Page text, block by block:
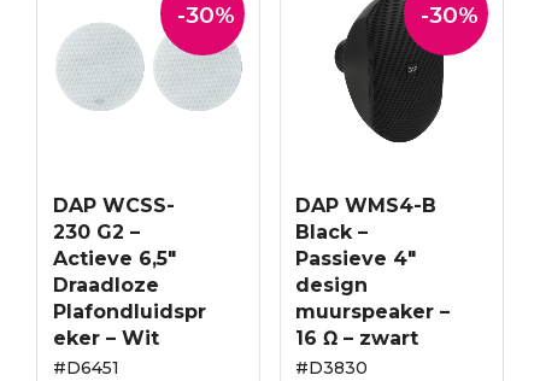
-30%
DAP WCSS-
230 G2 –
Actieve 6,5″
Draadloze
Plafondluidspr
eker – Wit
#D6451
-30%
DAP WMS4-B
Black –
Passieve 4″
design
muurspeaker –
16 Ω – zwart
#D3830